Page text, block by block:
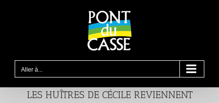
Aller à...
LES HUÎTRES DE CÉCILE REVIENNENT